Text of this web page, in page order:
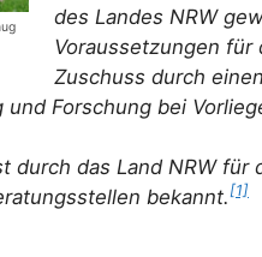
des Landes NRW
Voraussetzungen für
Zuschuss durch
Forschung bei
durch das Land NRW für
bekannt. [1]